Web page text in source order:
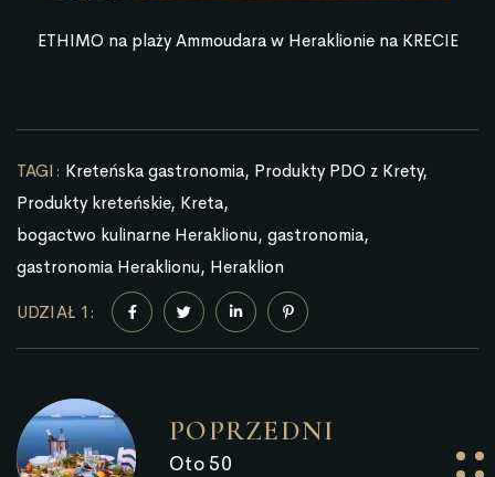
ETHIMO na plaży Ammoudara w Heraklionie na KRECIE
TAGI: Kreteńska gastronomia Produkty PDO z Krety
Produkty kreteńskie Kreta
bogactwo kulinarne Heraklionu gastronomia
gastronomia Heraklionu Heraklion
UDZIAŁ 1:
POPRZEDNI
Oto 50